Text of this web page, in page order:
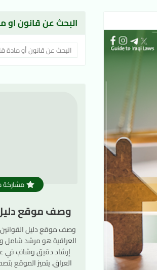
البحث عن قانون او
مشاركة
وصف موقع دليل
وصف موقع دليل القوانين
العراقية هو مرشد شامل
إرشاد دقيق وشافٍ في
العراق. يتميز الموقع